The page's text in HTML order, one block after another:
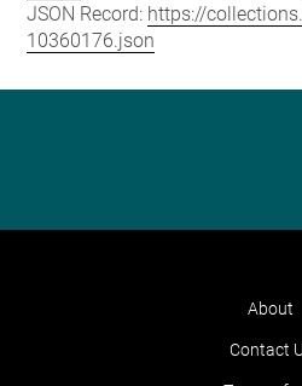
JSON Record: https://
10360176.json
About
Contact